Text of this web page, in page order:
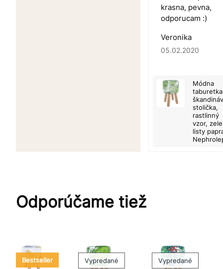
krasna, pevna,
odporucam :)
Veronika
05.02.2020
Módna
stolička,
rastlinný
vzor,
listy
Odporúčame tiež
Bestseller Vypredané Vypredané